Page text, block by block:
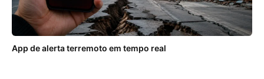
App de alerta terremoto em tempo real